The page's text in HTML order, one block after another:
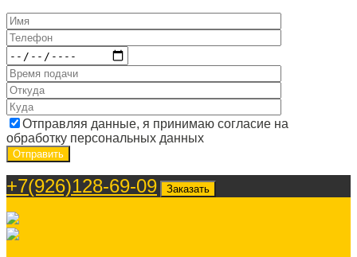
Отправляя данные, я принимаю согласие на
обработку персональных данных
+7(926)128-69-09 Заказать